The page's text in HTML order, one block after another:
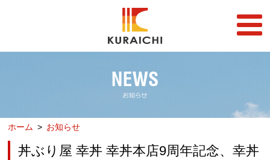
FRANCHISE
店舗一覧
RAMEN STORE
COMPANY
ホーム お知らせ
丼ぶり屋 幸丼 幸丼本店9周年記念、幸丼